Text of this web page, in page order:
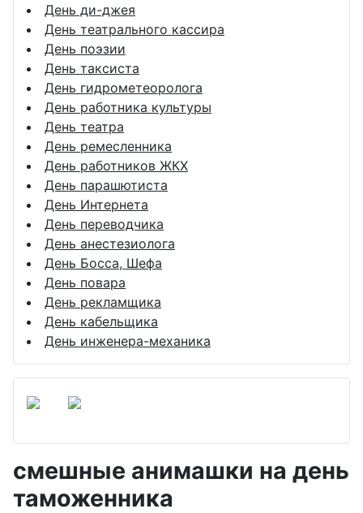
День ди-джея
День театрального кассира
День поэзии
День таксиста
День гидрометеоролога
День работника культуры
День театра
День ремесленника
День работников ЖКХ
День парашютиста
День Интернета
День переводчика
День анестезиолога
День Босса, Шефа
День повара
День рекламщика
День кабельщика
День инженера-механика
смешные анимашки на день
таможенника